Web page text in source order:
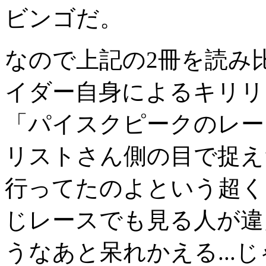
ビンゴだ。
なので上記の2冊を読み
イダー自身によるキリ
「パイスクピークのレ
リストさん側の目で捉
行ってたのよという超
じレースでも見る人が
うなあと呆れかえる...